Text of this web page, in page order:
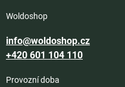
Woldoshop
info@woldoshop.cz
+420 601 104 110
Provozní doba